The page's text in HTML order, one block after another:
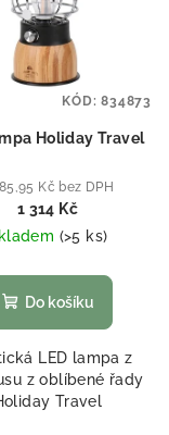
Holiday Travel
Kč bez DPH
1 314 Kč
(>5 ks)
Do košíku
LED lampa z
z oblíbené řady
Travel
KÓD:834873